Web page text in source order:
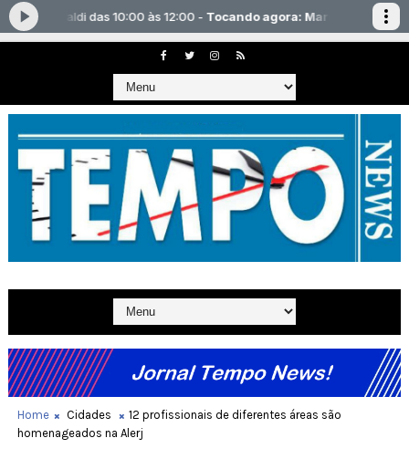
Home Cidades
12 profissionais de diferentes áreas são
homenageados na Alerj